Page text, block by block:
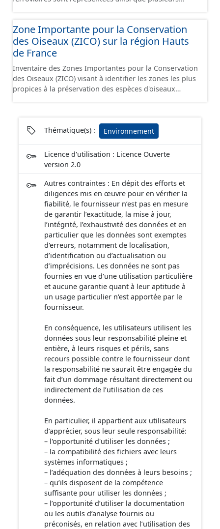
représentées sont désaffectées mais sont toujours
physiquement présentes sur le terrain.
Zone Importante pour la Conservation
des Oiseaux (ZICO) sur la région Hauts
de France
Inventaire des Zones Importantes pour la Conservation
des Oiseaux (ZICO) visant à identifier les zones les plus
propices à la préservation des espèces d'oiseaux
sites Natura 2000 sous la forme de Zones de Protection
Thématique(s) : Environnement
Licence d'utilisation : Licence Ouverte
version 2.0
Autres contraintes : En dépit des efforts et
diligences mis en œuvre pour en vérifier la
fiabilité, le fournisseur n’est pas en mesure
de garantir l’exactitude, la mise à jour,
l’intégrité, l’exhaustivité des données et en
particulier que les données sont exemptes
d'erreurs, notamment de localisation,
d’identification ou d’actualisation ou
d’imprécisions. Les données ne sont pas
fournies en vue d'une utilisation particulière
et aucune garantie quant à leur aptitude à
un usage particulier n'est apportée par le
fournisseur.
En conséquence, les utilisateurs utilisent les
données sous leur responsabilité pleine et
entière, à leurs risques et périls, sans
recours possible contre le fournisseur dont
la responsabilité ne saurait être engagée du
fait d’un dommage résultant directement ou
indirectement de l’utilisation de ces
données.
En particulier, il appartient aux utilisateurs
d’apprécier, sous leur seule responsabilité:
– l'opportunité d'utiliser les données ;
– la compatibilité des fichiers avec leurs
systèmes informatiques ;
– l’adéquation des données à leurs besoins ;
– qu’ils disposent de la compétence
suffisante pour utiliser les données ;
– l’opportunité d’utiliser la documentation
ou les outils d’analyse fournis ou
préconisés, en relation avec l’utilisation des